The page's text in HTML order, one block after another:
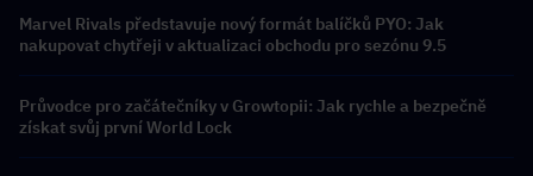
Marvel Rivals představuje nový formát balíčků PYO: Jak
nakupovat chytřeji v aktualizaci obchodu pro sezónu 9.5
Průvodce pro začátečníky v Growtopii: Jak rychle a bezpečně
získat svůj první World Lock